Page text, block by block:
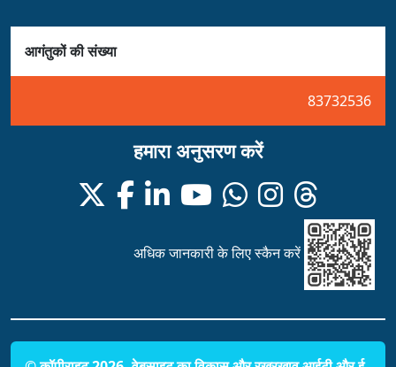
आगंतुकों की संख्या
83732536
हमारा अनुसरण करें
अधिक जानकारी के लिए स्कैन करें